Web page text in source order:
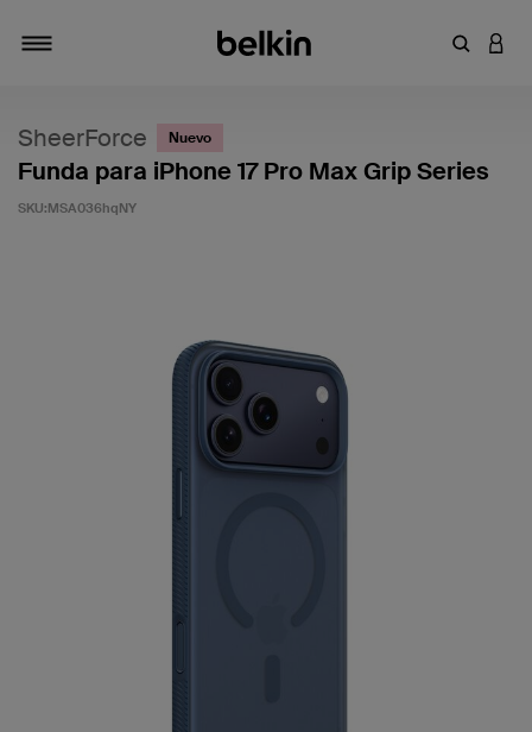
SheerForce Nuevo
Funda para iPhone 17 Pro Max Grip Series
SKU:MSA036hqNY